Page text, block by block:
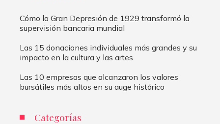
Cómo la Gran Depresión de 1929 transformó la
supervisión bancaria mundial
Las 15 donaciones individuales más grandes y su
impacto en la cultura y las artes
Las 10 empresas que alcanzaron los valores
bursátiles más altos en su auge histórico
Categorías